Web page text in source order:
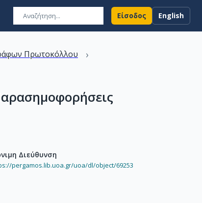
Είσοδος English
Πρωτοκόλλου ›
Διεύθυνση
pergamos.lib.uoa.gr/uoa/dl/object/69253